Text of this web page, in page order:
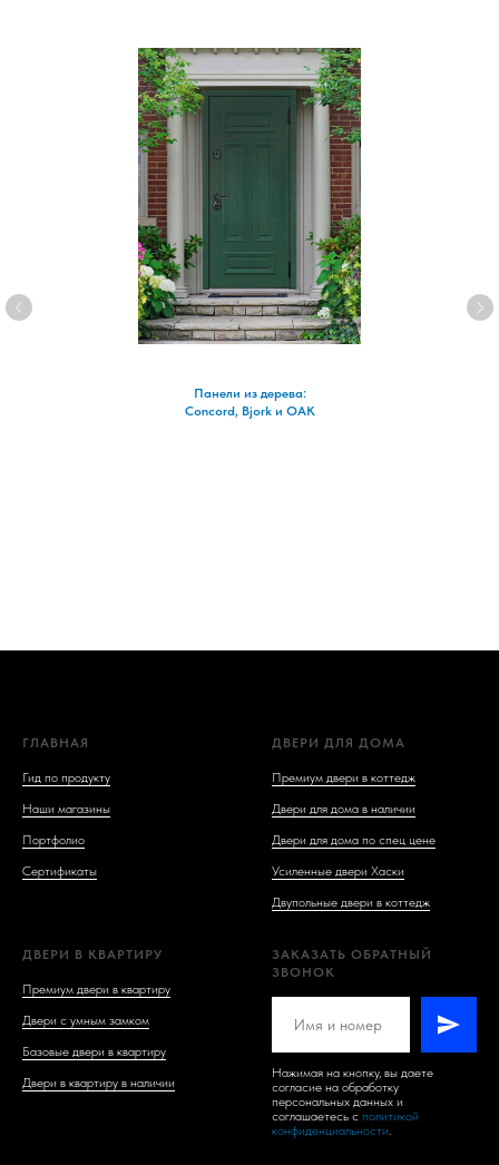
Панели из дерева:
Concord, Bjork и OAK
ГЛАВНАЯ
Гид по продукту
Наши магазины
Портфолио
Сертификаты
ДВЕРИ ДЛЯ ДОМА
Премиум двери в коттедж
Двери для дома в наличии
Двери для дома по спец цене
Усиленные двери Хаски
Двупольные двери в коттедж
ДВЕРИ В КВАРТИРУ
Премиум двери в квартиру
Двери с умным замком
Базовые двери в квартиру
Двери в квартиру в наличии
ЗАКАЗАТЬ ОБРАТНЫЙ
ЗВОНОК
Нажимая на кнопку, вы даете
согласие на обработку
персональных данных и
соглашаетесь c политикой
конфиденциальности.